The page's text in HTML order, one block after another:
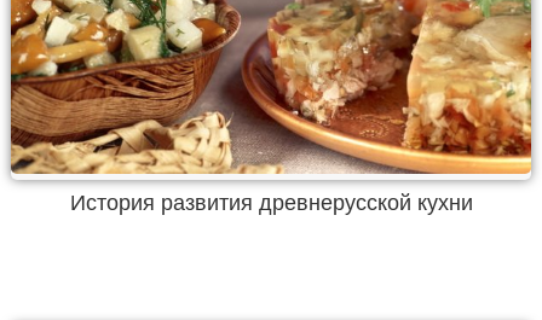
История развития древнерусской кухни